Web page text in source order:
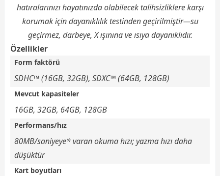
hatıralarınızı hayatınızda olabilecek talihsizliklere karşı
korumak için dayanıklılık testinden geçirilmiştir—su
geçirmez, darbeye, X ışınına ve ısıya dayanıklıdır.
Özellikler
Form faktörü
SDHC™ (16GB, 32GB), SDXC™ (64GB, 128GB)
Mevcut kapasiteler
16GB, 32GB, 64GB, 128GB
Performans/hız
80MB/saniyeye* varan okuma hızı; yazma hızı daha
düşüktür
Kart boyutları